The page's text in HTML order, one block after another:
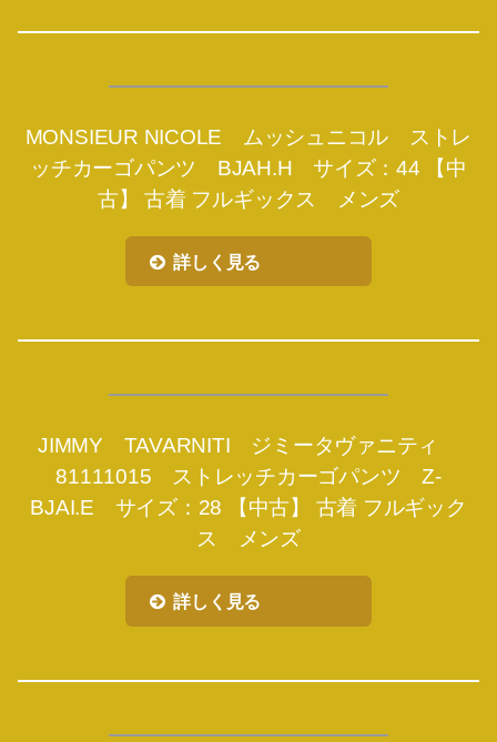
MONSIEUR NICOLE ムッシュニコル ストレ
ッチカーゴパンツ BJAH.H サイズ：44 【中
古】 古着 フルギックス メンズ
詳しく見る
JIMMY TAVARNITI ジミータヴァニティ
81111015 ストレッチカーゴパンツ Z-
BJAI.E サイズ：28 【中古】 古着 フルギック
ス メンズ
詳しく見る